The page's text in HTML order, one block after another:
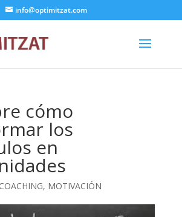
info@optimitzat.com
cómo
los
en
COACHING, MOTIVACIÓN